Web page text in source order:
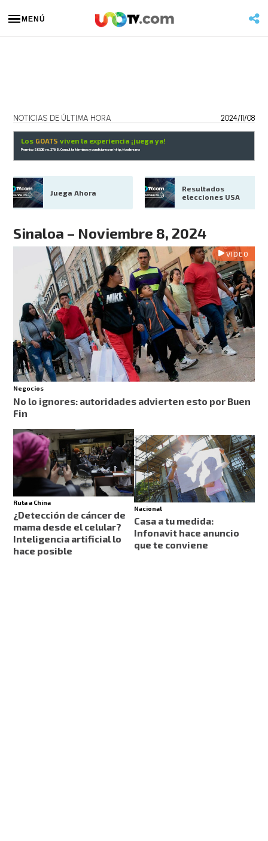
MENÚ
NOTICIAS DE ÚLTIMA HORA 2024/11/08
Los GOATS viven la experiencia ¡juega ya!
Permiso SEGOB no. 2768. Consulta términos y condiciones enhttp://codere.mx
Juega Ahora
Resultados
elecciones USA
Sinaloa – Noviembre 8, 2024
VIDEO
Negocios
No lo ignores: autoridades advierten esto por Buen
Fin
Ruta a China
¿Detección de cáncer de
mama desde el celular?
Inteligencia artificial lo
hace posible
Nacional
Casa a tu medida:
Infonavit hace anuncio
que te conviene